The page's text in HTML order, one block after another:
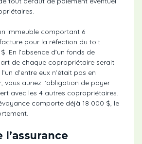
immeuble comportant 6
pour la réfection du toit
En l’absence d’un fonds de
de chaque copropriétaire serait
d’entre eux n’était pas en
vous auriez l’obligation de payer
avec les 4 autres copropriétaires.
comporte déjà 18 000 $, le
l’assurance